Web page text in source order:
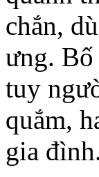
chắn,
ưng.
tuy
quắm,
gia